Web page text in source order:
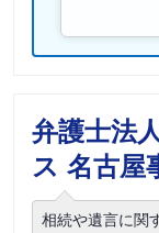
弁護士法
ス 名古屋
相続や遺言に関